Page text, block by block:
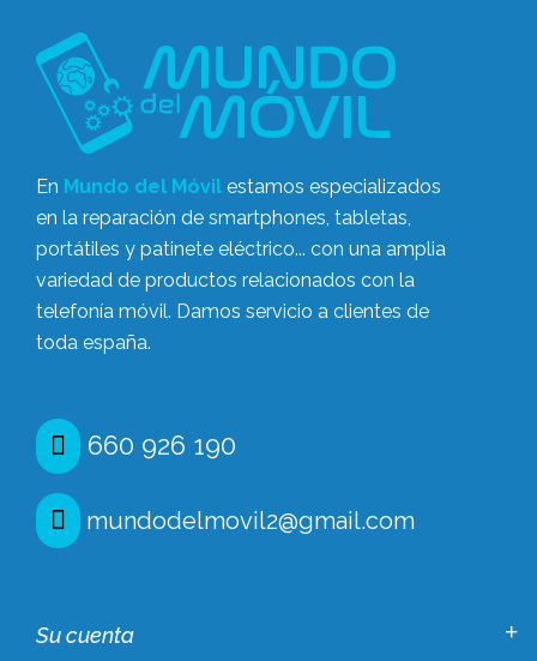
En Mundo del Móvil estamos especializados
en la reparación de smartphones, tabletas,
portátiles y patinete eléctrico... con una amplia
variedad de productos relacionados con la
telefonía móvil. Damos servicio a clientes de
toda españa.
660 926 190
mundodelmovil2@gmail.com
Su cuenta